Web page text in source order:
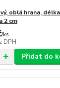
oblá hrana,
2 cm
/ks
DPH
Přidat do